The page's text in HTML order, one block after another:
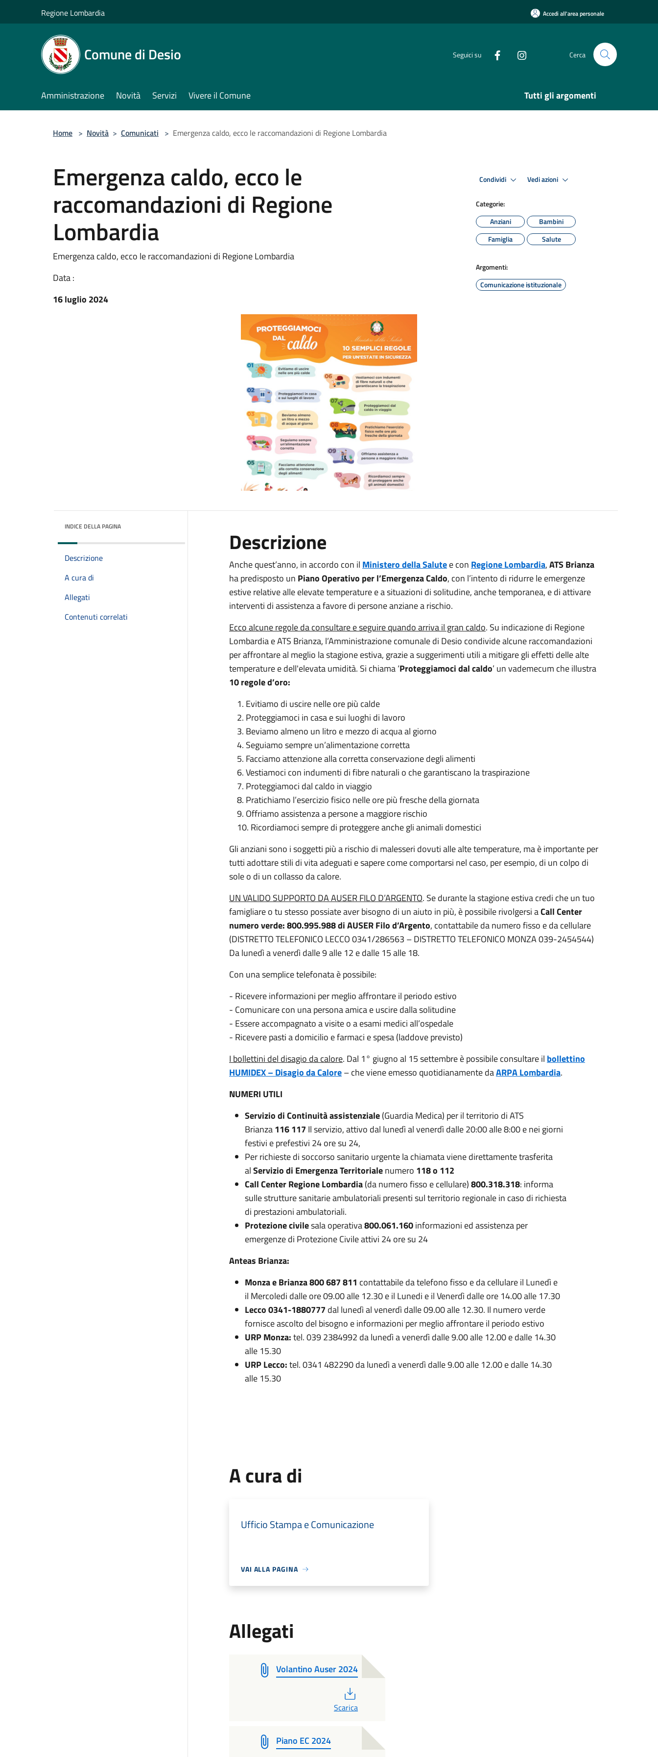
Regione Lombardia Accedi all'area personale
Comune di Desio Seguici su Cerca
Amministrazione Novità Servizi Vivere il Comune Tutti gli argomenti
Home > Novità > Comunicati > Emergenza caldo, ecco le raccomandazioni di Regione Lombardia
Emergenza caldo, ecco le
raccomandazioni di Regione
Lombardia
Emergenza caldo, ecco le raccomandazioni di Regione Lombardia
Data :
16 luglio 2024
Condividi Vedi azioni
Categorie:
Anziani
Bambini
Famiglia
Salute
Argomenti:
Comunicazione istituzionale
INDICE DELLA PAGINA
Descrizione
A cura di
Allegati
Contenuti correlati
Descrizione
Anche quest’anno, in accordo con il Ministero della Salutee con Regione Lombardia,ATS Brianza
ha predisposto un Piano Operativo per l’Emergenza Caldo, con l’intento di ridurre le emergenze
estive relative alle elevate temperature e a situazioni di solitudine, anche temporanea, e di attivare
interventi di assistenza a favore di persone anziane a rischio.
Ecco alcune regole da consultare e seguire quando arriva il gran caldo. Su indicazione di Regione
Lombardia e ATS Brianza, l’Amministrazione comunale di Desio condivide alcune raccomandazioni
per affrontare al meglio la stagione estiva, grazie a suggerimenti utili a mitigare gli effetti delle alte
temperature e dell'elevata umidità. Si chiama ‘Proteggiamoci dal caldo’ un vademecum che illustra
10 regole d’oro:
1. Evitiamo di uscire nelle ore più calde
2. Proteggiamoci in casa e sui luoghi di lavoro
3. Beviamo almeno un litro e mezzo di acqua al giorno
4. Seguiamo sempre un’alimentazione corretta
5. Facciamo attenzione alla corretta conservazione degli alimenti
6. Vestiamoci con indumenti di fibre naturali o che garantiscano la traspirazione
7. Proteggiamoci dal caldo in viaggio
8. Pratichiamo l’esercizio fisico nelle ore più fresche della giornata
9. Offriamo assistenza a persone a maggiore rischio
10. Ricordiamoci sempre di proteggere anche gli animali domestici
Gli anziani sono i soggetti più a rischio di malesseri dovuti alle alte temperature, ma è importante per
tutti adottare stili di vita adeguati e sapere come comportarsi nel caso, per esempio, di un colpo di
sole o di un collasso da calore.
UN VALIDO SUPPORTO DA AUSER FILO D’ARGENTO. Se durante la stagione estiva credi che un tuo
famigliare o tu stesso possiate aver bisogno di un aiuto in più, è possibile rivolgersi aCall Center
numero verde: 800.995.988 di AUSER Filo d’Argento, contattabile da numero fisso e da cellulare
(DISTRETTO TELEFONICO LECCO 0341/286563 – DISTRETTO TELEFONICO MONZA 039-2454544)
Da lunedì a venerdì dalle 9 alle 12 e dalle 15 alle 18.
Con una semplice telefonata è possibile:
- Ricevere informazioni per meglio affrontare il periodo estivo
- Comunicare con una persona amica e uscire dalla solitudine
- Essere accompagnato a visite o a esami medici all’ospedale
- Ricevere pasti a domicilio e farmaci e spesa (laddove previsto)
I bollettini del disagio da calore. Dal 1° giugno al 15 settembre è possibile consultare il bollettino
HUMIDEX – Disagio da Calore– che viene emesso quotidianamente daARPA Lombardia.
NUMERI UTILI
Servizio di Continuità assistenziale(Guardia Medica) per il territorio di ATS
Brianza116 117 Il servizio, attivo dal lunedì al venerdì dalle 20:00 alle 8:00 e nei giorni
festivi e prefestivi 24 ore su 24,
Per richieste di soccorso sanitario urgente la chiamata viene direttamente trasferita
alServizio di Emergenza Territorialenumero 118 o 112
Call Center Regione Lombardia(da numero fisso e cellulare)800.318.318: informa
sulle strutture sanitarie ambulatoriali presenti sul territorio regionale in caso di richiesta
di prestazioni ambulatoriali.
Protezione civilesala operativa800.061.160informazioni ed assistenza per
emergenze di Protezione Civile attivi 24 ore su 24
Anteas Brianza:
Monza e Brianza 800 687 811 contattabile da telefono fisso e da cellulare il Lunedì e
il Mercoledi dalle ore 09.00 alle 12.30 e il Lunedi e il Venerdì dalle ore 14.00 alle 17.30
Lecco 0341-1880777 dal lunedì al venerdì dalle 09.00 alle 12.30. Il numero verde
fornisce ascolto del bisogno e informazioni per meglio affrontare il periodo estivo
URP Monza:tel. 039 2384992 da lunedì a venerdì dalle 9.00 alle 12.00 e dalle 14.30
alle 15.30
URP Lecco:tel. 0341 482290 da lunedì a venerdì dalle 9.00 alle 12.00 e dalle 14.30
alle 15.30
A cura di
Ufficio Stampa e Comunicazione
VAI ALLA PAGINA
Allegati
Volantino Auser 2024
Scarica
Piano EC 2024